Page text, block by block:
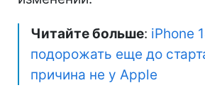
Читайте больше: iPhone
подорожать еще до
причина не у Apple